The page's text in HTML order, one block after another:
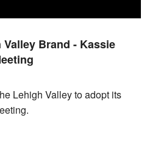
Brand - Kassie
Lehigh Valley to adopt its